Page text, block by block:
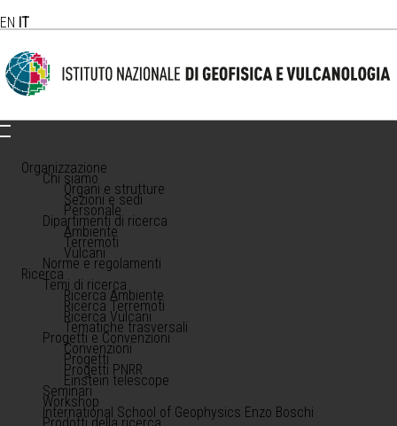
EN IT
Organizzazione
Chi siamo
Organi e strutture
Sezioni e sedi
Personale
Dipartimenti di ricerca
Ambiente
Terremoti
Vulcani
Norme e regolamenti
Ricerca
Temi di ricerca
Ricerca Ambiente
Ricerca Terremoti
Ricerca Vulcani
Tematiche trasversali
Progetti e Convenzioni
Convenzioni
Progetti
Progetti PNRR
Einstein telescope
Seminari
Workshop
International School of Geophysics Enzo Boschi
Prodotti della ricerca